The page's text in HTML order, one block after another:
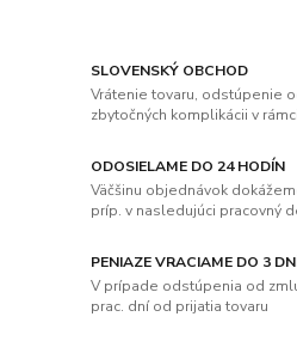
SLOVENSKÝ OBCHOD
Vrátenie tovaru, odstúpenie
zbytočných komplikácii v
ODOSIELAME DO 24 HODÍN
Väčšinu objednávok
príp. v nasledujúci pracovný
PENIAZE VRACIAME DO 3
V prípade odstúpenia od
prac. dní od prijatia tovaru